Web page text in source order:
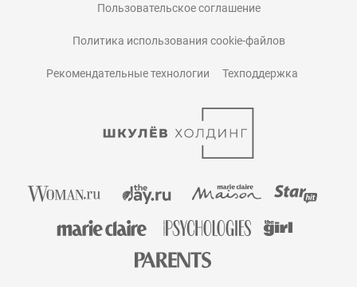
Пользовательское соглашение
Политика использования cookie-файлов
Рекомендательные технологии Техподдержка